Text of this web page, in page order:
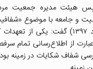
هیئت مدیره جمعیت
و جامعه با موضوع
عدالت ـ (۲۰ اسفند ۱۳۹۷)
از اطلاع‌رسانی تمام
شکایات در زمینه